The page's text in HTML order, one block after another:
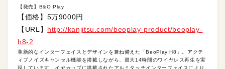
【発売】B&O Play
【価格】5万9000円
【URL】 http://kanjitsu.com/beoplay-product/beoplay-
h8-2
革新的なインターフェイスとデザインを兼ね備えた「BeoPlay H8」。アクテ
ィブノイズキャンセル機能を搭載しながら、最大14時間のワイヤレス再生を実
現しています。イヤカップに搭載されたアルミタッチインターフェイスにより